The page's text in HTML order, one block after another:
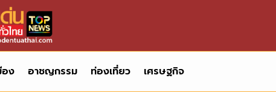
อง อาชญกรรม ท่องเที่ยว เศรษฐกิจ